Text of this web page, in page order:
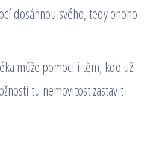
dosáhnou svého, tedy onoho
může pomoci i těm, kdo už
tu nemovitost zastavit